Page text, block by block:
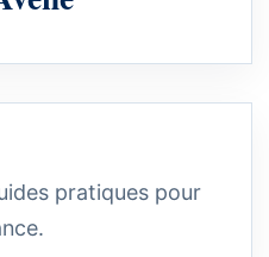
pratiques pour